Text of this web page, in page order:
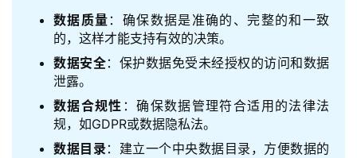
数据质量 ：确保数据是准确的、完整的和一致
的，这样才能支持有效的决策。
数据安全：保护数据免受未经授权的访问和数据
泄露。
数据合规性 ：确保数据管理符合适用的法律法
规，如GDPR或数据隐私法。
数据目录 ：建立一个中央数据目录，方便数据的